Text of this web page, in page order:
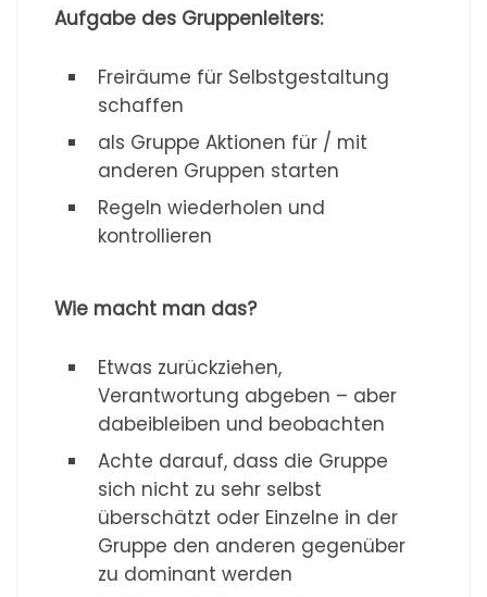
Aufgabe des Gruppenleiters:
Freiräume für Selbstgestaltung
schaffen
als Gruppe Aktionen für / mit
anderen Gruppen starten
Regeln wiederholen und
kontrollieren
Wie macht man das?
Etwas zurückziehen,
Verantwortung abgeben – aber
dabeibleiben und beobachten
Achte darauf, dass die Gruppe
sich nicht zu sehr selbst
überschätzt oder Einzelne in der
Gruppe den anderen gegenüber
zu dominant werden